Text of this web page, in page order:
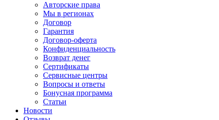
Авторские права
Мы в регионах
Договор
Гарантия
Договор-оферта
Конфиденциальность
Возврат денег
Сертификаты
Сервисные центры
Вопросы и ответы
Бонусная программа
Статьи
Новости